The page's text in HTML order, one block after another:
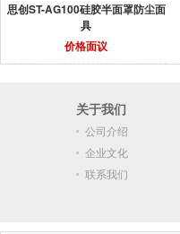
思创ST-AG100硅胶半面罩防尘面
具
价格面议
关于我们
公司介绍
企业文化
联系我们